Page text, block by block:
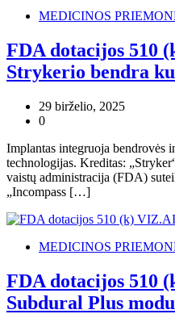
MEDICINOS
FDA dotacijos 510
Strykerio bendra
29 birželio, 2025
0
Implantas integruoja bendrovės
technologijas. Kreditas:
vaistų administracija (FDA)
„Incompass […]
MEDICINOS
FDA dotacijos 510
Subdural Plus